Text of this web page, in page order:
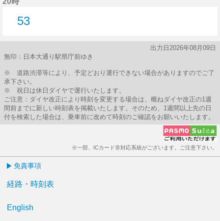
53
出力日2026年08月09日
無印：日本大通り駅県庁前ゆき
※ 道路渋滞等により、予定どおり運行できない場合がありますのでご了
承下さい。
※ 祝日は休日ダイヤで運行いたします。
ご注意：ダイヤ改正により時刻を変更する場合は、概ねダイヤ改正の1週
間前までに新しい時刻表を掲載いたします。そのため、1週間以上先の日
付を検索した場合は、乗車前に改めて時刻のご確認をお願いいたします。
※一部、ICカード非対応系統がございます。ご注意下さい。
免責事項
経路・時刻表
English